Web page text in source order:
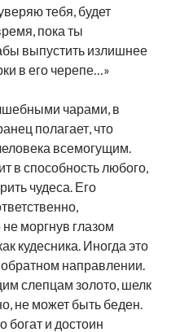
тебя, будет
пока ты
выпустить излишнее
в его черепе…»
чарами, в
полагает, что
всемогущим.
в способность любого,
чудеса. Его
не моргнув глазом
кудесника. Иногда это
направлении.
слепцам золото, шелк
не может быть беден.
богат и достоин